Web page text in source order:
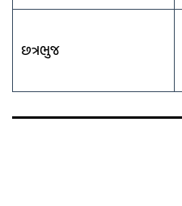
છત્રભુજ